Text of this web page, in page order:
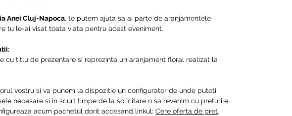
Anei Cluj-Napoca, te putem ajuta sa ai parte de aranjamentele
tu le-ai visat toata viata pentru acest eveniment.
cu titlu de prezentare si reprezinta un aranjament floral realizat la
vostru si va punem la dispozitie un configurator de unde puteti
necesare si in scurt timpe de la solicitare o sa revenim cu preturile
acum pachetul dorit accesand linkul: Cere oferta de pret.